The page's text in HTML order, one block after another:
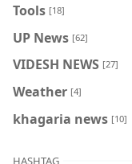
Tools [18]
UP News [62]
VIDESH NEWS [27]
Weather [4]
khagaria news [10]
HASHTAG